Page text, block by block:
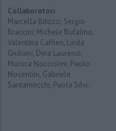
Collaboratori
Marcella Bitozzi, Sergio
Braccini, Michele Bufalino,
Valentina Caffieri, Linda
Giuliani, Dina Laurenzi,
Monica Nocciolini, Paolo
Nocentini, Gabriele
Santarnecchi, Paola Silvi.